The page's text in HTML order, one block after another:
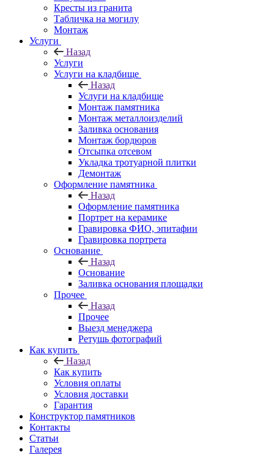
Кресты из гранита
Табличка на могилу
Монтаж
Услуги
Назад
Услуги
Услуги на кладбище
Назад
Услуги на кладбище
Монтаж памятника
Монтаж металлоизделий
Заливка основания
Монтаж бордюров
Отсыпка отсевом
Укладка тротуарной плитки
Демонтаж
Оформление памятника
Назад
Оформление памятника
Портрет на керамике
Гравировка ФИО, эпитафии
Гравировка портрета
Основание
Назад
Основание
Заливка основания площадки
Прочее
Назад
Прочее
Выезд менеджера
Ретушь фотографий
Как купить
Назад
Как купить
Условия оплаты
Условия доставки
Гарантия
Конструктор памятников
Контакты
Статьи
Галерея